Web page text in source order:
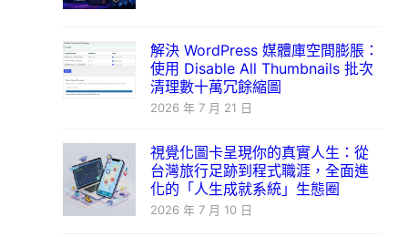
解決 WordPress 媒體庫空間膨脹：
使用 Disable All Thumbnails 批次
清理數十萬冗餘縮圖
2026 年 7 月 21 日
視覺化圖卡呈現你的真實人生：從
台灣旅行足跡到程式職涯，全面進
化的「人生成就系統」生態圈
2026 年 7 月 10 日